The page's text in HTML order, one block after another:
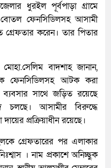
ধুরইল পূর্বপাড়া গ্রামে
ফেনসিডিলসহ আসামী
গ্রেফতার করেন। তার পিতার
বাদশাহ জানান,
ফেনসিডিলসহ আটক করা
সাথে জড়িত রয়েছে
চলছে। আসামীর বিরুদ্ধে
প্রক্রিয়াধীন রয়েছে।
গ্রেফতারের পর এলাকার
। নাম প্রকাশে অনিচ্ছুক